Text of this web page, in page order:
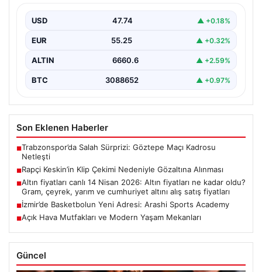
bilinen rapçi Yüşa Keskin, klip çekimi sırasında silah…
USD 47.74 ▲ +0.18%
EUR 55.25 ▲ +0.32%
ALTIN 6660.6 ▲ +2.59%
BTC 3088652 ▲ +0.97%
Son Eklenen Haberler
■Trabzonspor’da Salah Sürprizi: Göztepe Maçı Kadrosu
Netleşti
■Rapçi Keskin’in Klip Çekimi Nedeniyle Gözaltına Alınması
■Altın fiyatları canlı 14 Nisan 2026: Altın fiyatları ne kadar oldu?
Gram, çeyrek, yarım ve cumhuriyet altını alış satış fiyatları
■İzmir’de Basketbolun Yeni Adresi: Arashi Sports Academy
■Açık Hava Mutfakları ve Modern Yaşam Mekanları
Güncel